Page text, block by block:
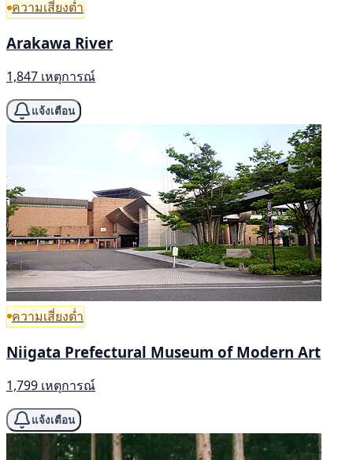
ความเสี่ยงต่ำ
Arakawa River
1,847 เหตุการณ์
แจ้งเตือน
ความเสี่ยงต่ำ
Niigata Prefectural Museum of Modern Art
1,799 เหตุการณ์
แจ้งเตือน